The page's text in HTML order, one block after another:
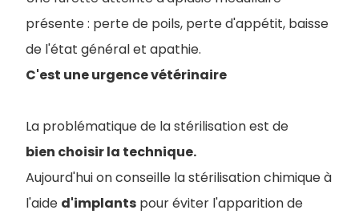
présente : perte de poils, perte d'appétit, baisse
de l'état général et apathie.
C'est une urgence vétérinaire
La problématique de la stérilisation est de
bien choisir la technique.
Aujourd'hui on conseille la stérilisation chimique à
l'aide d'implants pour éviter l'apparition de